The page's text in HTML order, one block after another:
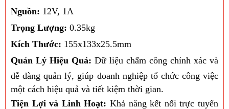
Nguồn: 12V, 1A
Trọng Lượng: 0.35kg
Kích Thước: 155x133x25.5mm
Quản Lý Hiệu Quả: Dữ liệu chấm công chính xác và
dễ dàng quản lý, giúp doanh nghiệp tổ chức công việc
một cách hiệu quả và tiết kiệm thời gian.
Tiện Lợi và Linh Hoạt: Khả năng kết nối trực tuyến